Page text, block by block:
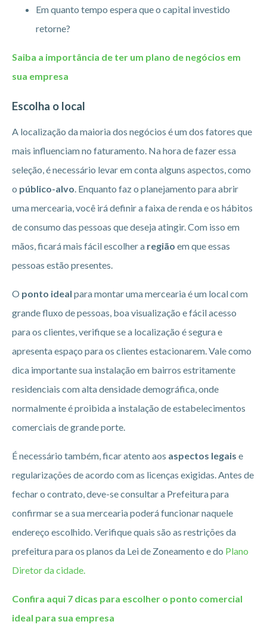
Em quanto tempo espera que o capital investido
retorne?
Saiba a importância de ter um plano de negócios em
sua empresa
Escolha o local
A localização da maioria dos negócios é um dos fatores que
mais influenciam no faturamento. Na hora de fazer essa
seleção, é necessário levar em conta alguns aspectos, como
o público-alvo . Enquanto faz o planejamento para abrir
uma mercearia, você irá definir a faixa de renda e os hábitos
de consumo das pessoas que deseja atingir. Com isso em
mãos, ficará mais fácil escolher a região em que essas
pessoas estão presentes.
O ponto ideal para montar uma mercearia é um local com
grande fluxo de pessoas, boa visualização e fácil acesso
para os clientes, verifique se a localização é segura e
apresenta espaço para os clientes estacionarem. Vale como
dica importante sua instalação em bairros estritamente
residenciais com alta densidade demográfica, onde
normalmente é proibida a instalação de estabelecimentos
comerciais de grande porte.
É necessário também, ficar atento aos aspectos legais e
regularizações de acordo com as licenças exigidas. Antes de
fechar o contrato, deve-se consultar a Prefeitura para
confirmar se a sua mercearia poderá funcionar naquele
endereço escolhido. Verifique quais são as restrições da
prefeitura para os planos da Lei de Zoneamento e do Plano
Diretor da cidade.
Confira aqui 7 dicas para escolher o ponto comercial
ideal para sua empresa